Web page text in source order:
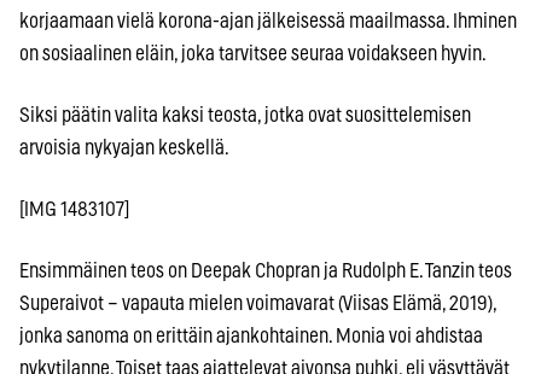
korjaamaan vielä korona-ajan jälkeisessä maailmassa. Ihminen
on sosiaalinen eläin, joka tarvitsee seuraa voidakseen hyvin.
Siksi päätin valita kaksi teosta, jotka ovat suosittelemisen
arvoisia nykyajan keskellä.
[IMG 1483107]
Ensimmäinen teos on Deepak Chopran ja Rudolph E. Tanzin teos
Superaivot – vapauta mielen voimavarat (Viisas Elämä, 2019),
jonka sanoma on erittäin ajankohtainen. Monia voi ahdistaa
nykytilanne. Toiset taas ajattelevat aivonsa puhki, eli väsyttävät